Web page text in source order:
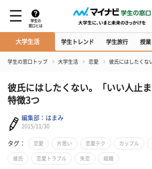
学生の
窓口とは
大学生活 学生トレンド 学生旅行 授業
学生の窓口トップ 大学生活 恋愛 彼氏にはしたくな
彼氏にはしたくない。「いい人止
特徴3つ
編集部：はまみ
2015/11/30
タグ： 恋愛 片思い 恋愛テク カップル
彼氏 恋愛トラブル 失恋 結婚